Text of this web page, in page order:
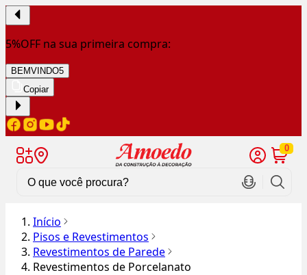
5%OFF na sua primeira compra:
BEMVINDO5
Copiar
0
Início
Pisos e Revestimentos
Revestimentos de Parede
Revestimentos de Porcelanato